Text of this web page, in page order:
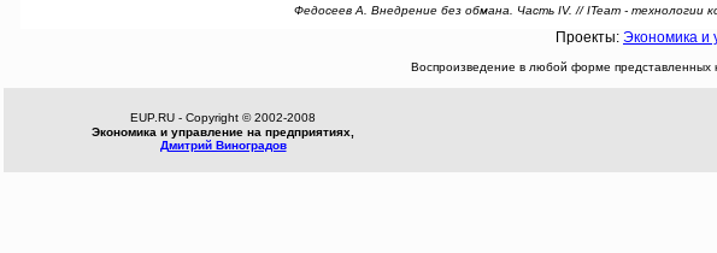
Федосеев А. Внедрение без обмана. Часть IV. // ITeam - технологии
Проекты: Экономика и
Воспроизведение в любой форме представленных
EUP.RU - Copyright © 2002-2008
Экономика и управление на предприятиях,
Дмитрий Виноградов